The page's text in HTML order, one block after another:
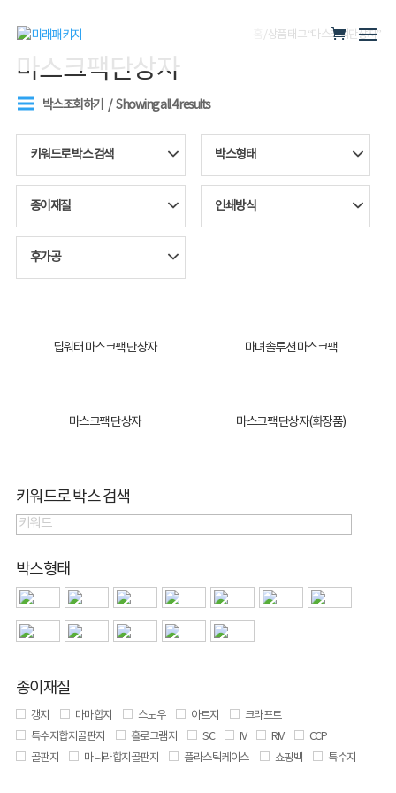
/ 상품 태그 “마스크팩단상자”
마스크팩단상자
박스조회하기 Showing all 4 results
키워드로 박스 검색 박스형태
종이재질 인쇄방식
후가공
딥워터 마스크팩 단상자 마녀솔루션 마스크팩
마스크팩 단상자 마스크팩 단상자(화장품)
키워드로 박스 검색
박스형태
종이재질
갱지 마마합지 스노우 아트지
크라프트
특수지합지골판지
홀로그램지 SC IV RIV
CCP
골판지
마니라합지골판지 플라스틱케이스 쇼핑백 특수지